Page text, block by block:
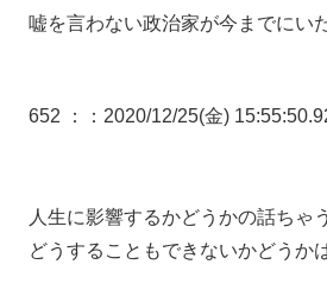
嘘を言わない政治家が今までにい
652 ： ：2020/12/25(金)
人生に影響するかどうかの話ちゃ
どうすることもできないかどうか